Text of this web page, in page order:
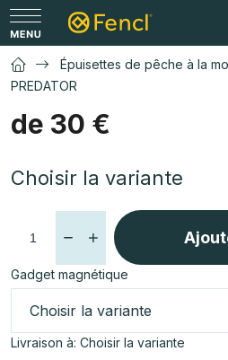
Aller
au
contenu
Épuisettes de pêche à la
PREDATOR
de 30 €
de
Choisir la variante
Gadget magnétique
Livraison à: Choisir la variante